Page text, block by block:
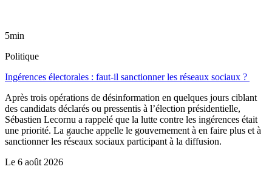
5min
Politique
Ingérences électorales : faut-il sanctionner les réseaux sociaux ?
Après trois opérations de désinformation en quelques jours ciblant
des candidats déclarés ou pressentis à l’élection présidentielle,
Sébastien Lecornu a rappelé que la lutte contre les ingérences était
une priorité. La gauche appelle le gouvernement à en faire plus et à
sanctionner les réseaux sociaux participant à la diffusion.
Le 6 août 2026